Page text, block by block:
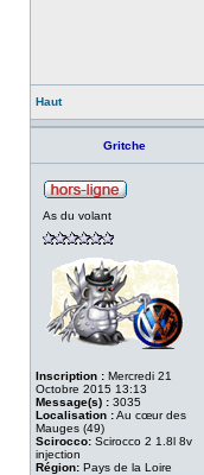
Haut
Gritche
As du volant
Inscription : Mercredi 21
Octobre 2015 13:13
Message(s) : 3035
Localisation :Au cœur des
Mauges (49)
Scirocco: Scirocco 2 1.8l 8v
injection
Région: Pays de la Loire